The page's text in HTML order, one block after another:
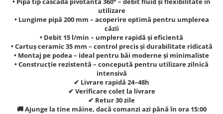
utilizare
• Lungime pipă 200 mm – acoperire optimă pentru umplerea
căzii
• Debit 15 l/min – umplere rapidă și eficientă
• Cartuș ceramic 35 mm – control precis și durabilitate ridicată
• Montaj pe podea – ideal pentru băi moderne și minimaliste
• Construcție rezistentă – concepută pentru utilizare zilnică
intensivă
✔ Livrare rapidă 24–48h
✔ Verificare colet la livrare
✔ Retur 30 zile
🚚 Ajunge la tine mâine, dacă comanzi azi până în ora 15:00